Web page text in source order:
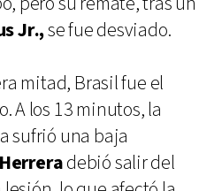
Jr.,se fue desviado.
mitad, Brasil fue el
A los 13 minutos, la
sufrió una baja
debió salir del